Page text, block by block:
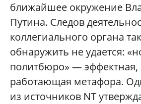
ближайшее окружение
Путина. Следов
коллегиального органа
обнаружить не удается:
политбюро» — эффектная,
работающая метафора.
из источников NT